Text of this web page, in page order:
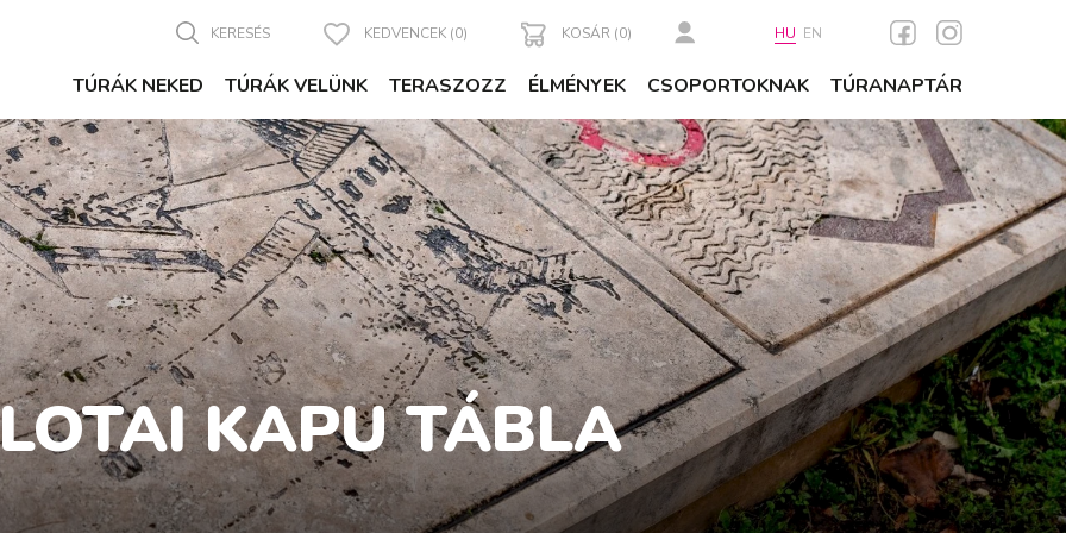
TÚRÁK NEKED TÚRÁK VELÜNK TERASZOZZ ÉLMÉNYEK CSOPORTOKNAK TÚRANAPTÁR
KERESÉS KEDVENCEK (0) KOSÁR (0) HU EN
KAPU TÁBLA